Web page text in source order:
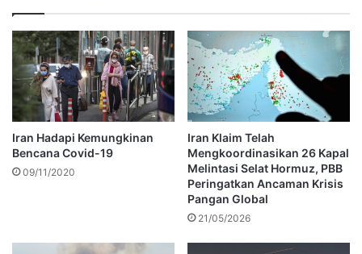
Iran Hadapi Kemungkinan
Bencana Covid-19
09/11/2020
Iran Klaim Telah
Mengkoordinasikan 26 Kapal
Melintasi Selat Hormuz, PBB
Peringatkan Ancaman Krisis
Pangan Global
21/05/2026